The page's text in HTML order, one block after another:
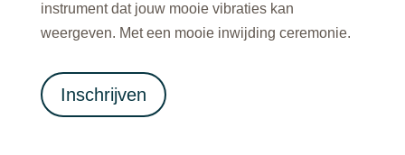
instrument dat jouw mooie vibraties kan
weergeven. Met een mooie inwijding ceremonie.
Inschrijven